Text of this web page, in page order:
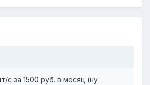
с за 1500 руб. в месяц (ну